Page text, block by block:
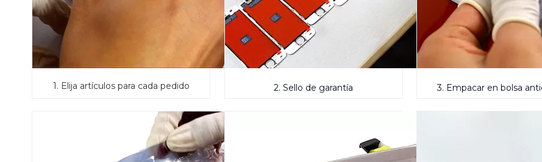
1. Elija artículos para cada pedido 2. Sello de garantía 3. Empacar en bolsa